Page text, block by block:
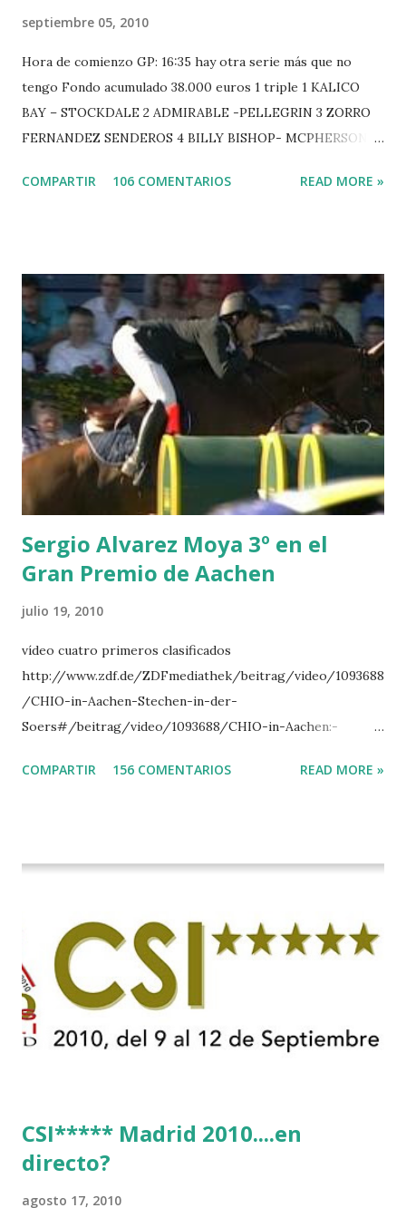
septiembre 05, 2010
Hora de comienzo GP: 16:35 hay otra serie más que no
tengo Fondo acumulado 38.000 euros 1 triple 1 KALICO
BAY – STOCKDALE 2 ADMIRABLE -PELLEGRIN 3 ZORRO
FERNANDEZ SENDEROS 4 BILLY BISHOP- MCPHERSON 5
-EPAILLARD 7 GIG AMAI M WHITAKER 8 SILVANA DU
POWER - MILLAR 5 ARMANIE -VOORN 6 QUERLYBET
HERO -LEJAUNE 7 MO CHROI - O’BRIEN 8 CARMENA Z -
BREEN 9 JALLA DE GAVIERE -RAMZY AL DUHAMI 10
NOVEL -PHILIPPAERTS 3 triple 1 LATE NIGHT -LEVY 2 K
CLUB LADY -O’CONNOR 3 QUICK STUDY - HOUGH 4
LORENZO -AHLMANN 5 L’ESPOIR -GULLIKSEN 6
TOPINAMBOUR -LEPREVOST 7 WISCONSIN 111 -MOYA 8
INTERTOY Z - BRASH 9 HERALD –CORDON 10 SELDANA
DI CAMPALTO -SHARBATLY Vuelta Triunfal... el ganador
del Gran Premio en su vuelta de honor
COMPARTIR 106 COMENTARIOS READ MORE »
Sergio Alvarez Moya 3º en el
Gran Premio de Aachen
julio 19, 2010
vídeo cuatro primeros clasificados
http://www.zdf.de/ZDFmediathek/beitrag/video/1093688
/CHIO-in-Aachen-Stechen-in-der-
Soers#/beitrag/video/1093688/CHIO-in-Aachen:-
COMPARTIR 156 COMENTARIOS READ MORE »
CSI***** Madrid 2010....en
directo?
agosto 17, 2010